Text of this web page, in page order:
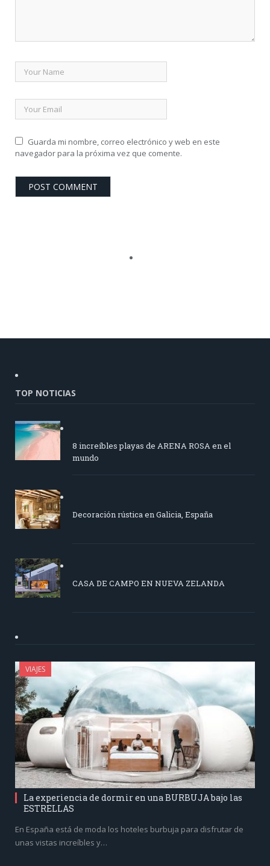
Guarda mi nombre, correo electrónico y web en este
navegador para la próxima vez que comente.
TOP NOTICIAS
8 increíbles playas de ARENA ROSA en el
mundo
Decoración rústica en Galicia, España
CASA DE CAMPO EN NUEVA ZELANDA
VIAJES
La experiencia de dormir en una BURBUJA bajo las
ESTRELLAS
En España está de moda los hoteles burbuja para disfrutar de
unas vistas increíbles y…